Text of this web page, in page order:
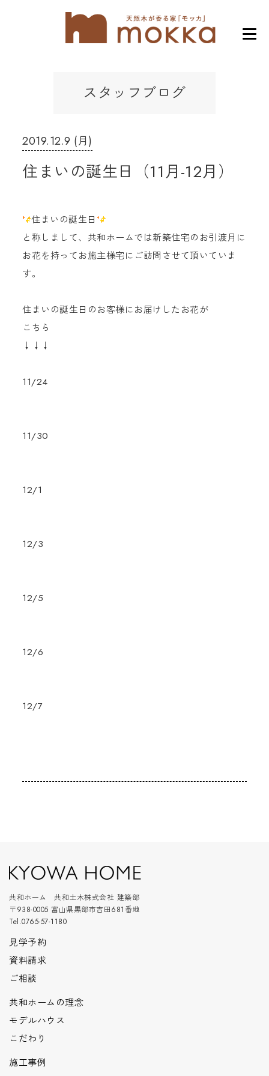
スタッフブログ
2019.12.9 (月)
住まいの誕生日（11月-12月）
住まいの誕生日
と称しまして、共和ホームでは新築住宅のお引渡月に
お花を持ってお施主様宅にご訪問させて頂いていま
す。
住まいの誕生日のお客様にお届けしたお花が
こちら
↓↓↓
11/24
11/30
12/1
12/3
12/5
12/6
12/7
共和ホーム 共和土木株式会社 建築部
〒938-0005 富山県黒部市吉田681番地
Tel.0765-57-1180
見学予約
資料請求
ご相談
共和ホームの理念
モデルハウス
こだわり
施工事例